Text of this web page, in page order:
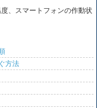
、スマートフォンの作動状
方法